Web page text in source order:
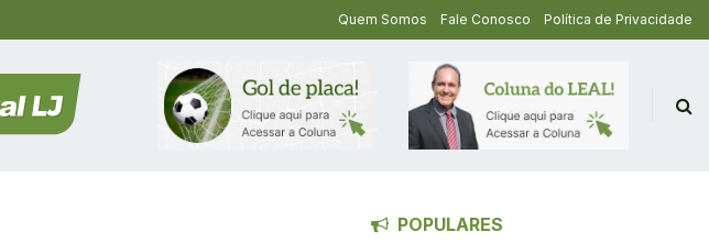
Quem Somos Fale Conosco Política de Privacidade
POPULARES